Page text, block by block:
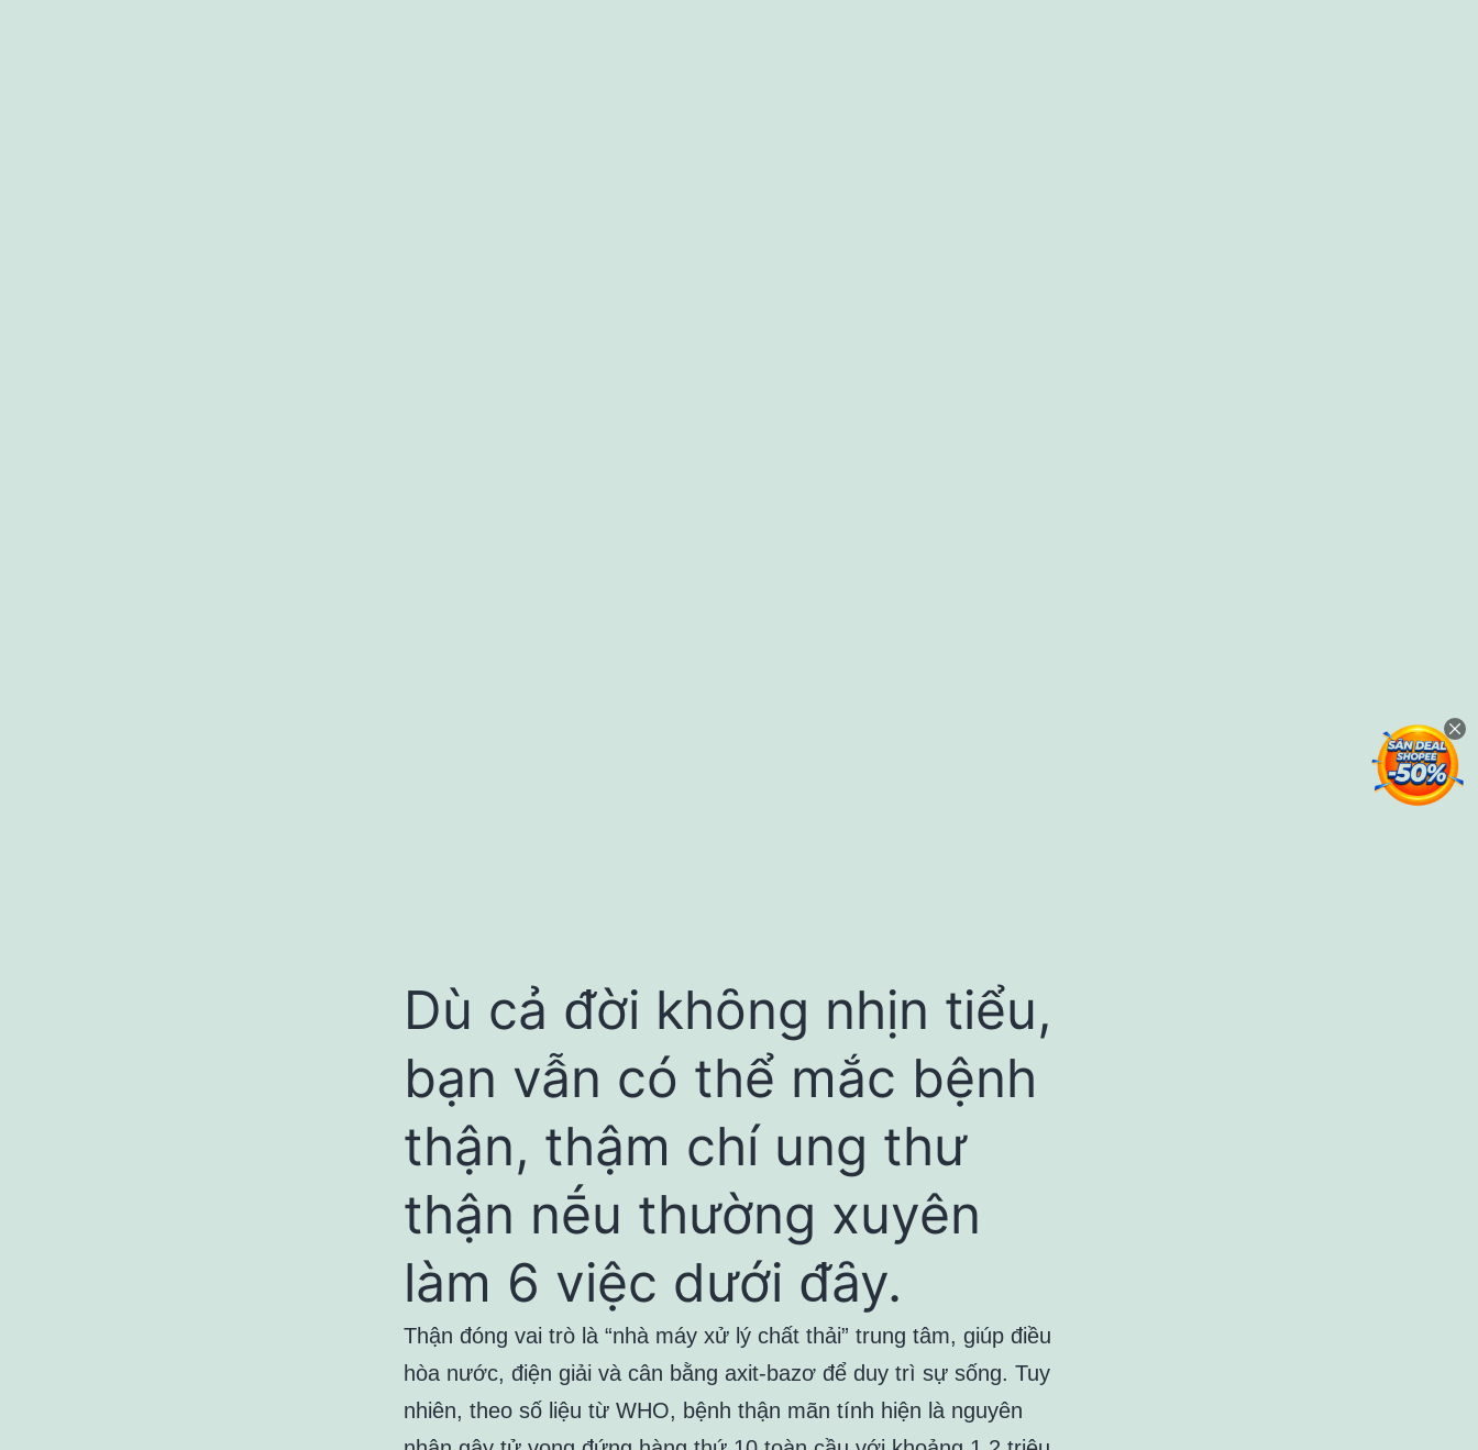
Dù cả ᵭời khȏng nhịn tiểu,
bạn vẫn có thể mắc bệnh
thận, thậm chí ung thư
thận nḗu thường xuyên
làm 6 việc dưới ᵭȃy.
Thận đóng vai trò là “nhà máy xử lý chất thải” trung tâm, giúp điều
hòa nước, điện giải và cân bằng axit-bazơ để duy trì sự sống. Tuy
nhiên, theo số liệu từ WHO, bệnh thận mãn tính hiện là nguyên